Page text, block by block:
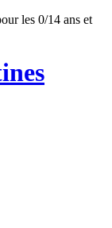
les 0/14 ans et